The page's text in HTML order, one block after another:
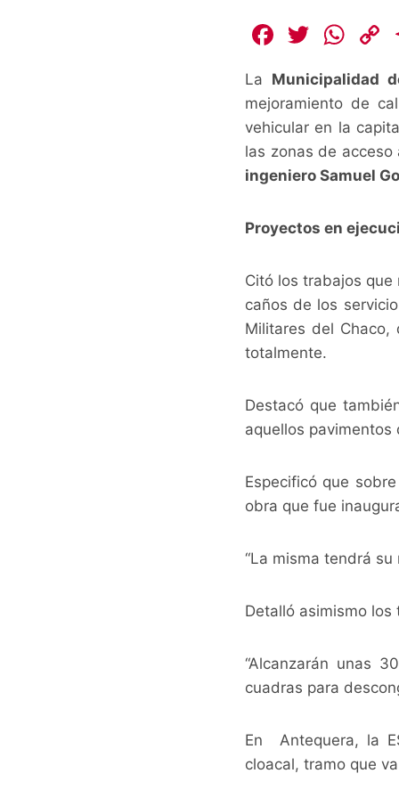
F
c
e
b
o
k
T
itt
er
W
at
s
A
p
y
La Municipalidad
mejoramiento de
vehicular en la
las zonas de
ingeniero Samuel
Proyectos en
Citó los trabajos que
caños de los
Militares del
totalmente.
Destacó que
aquellos
Especificó que
obra que fue
“La misma tendrá
Detalló asimismo
“Alcanzarán unas
cuadras para
En Antequera, la
cloacal, tramo que